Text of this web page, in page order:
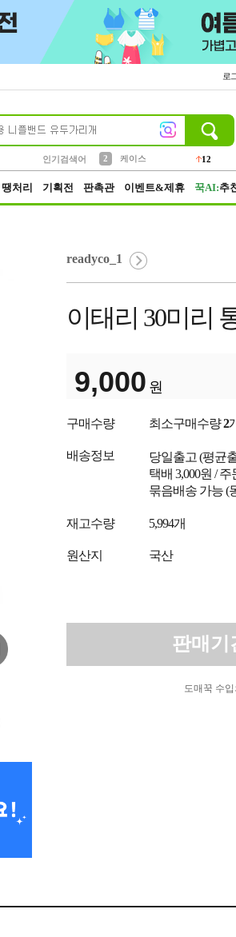
로
인기검색어
2
케이스
12
땡처리 기획전 판촉관 이벤트&제휴 꾹AI:추
readyco_1
이태리 30미리
9,000 원
구매수량 최소구매수량2
배송정보 당일출고 (평균
택배 3,000원 /
묶음배송 가능 (
재고수량 5,994개
원산지 국산
판매기
도매꾹 수